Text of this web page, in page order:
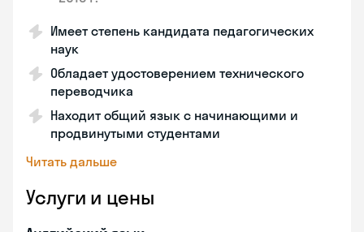
Имеет степень кандидата педагогических
наук
Обладает удостоверением технического
переводчика
Находит общий язык с начинающими и
продвинутыми студентами
Читать дальше
Услуги и цены